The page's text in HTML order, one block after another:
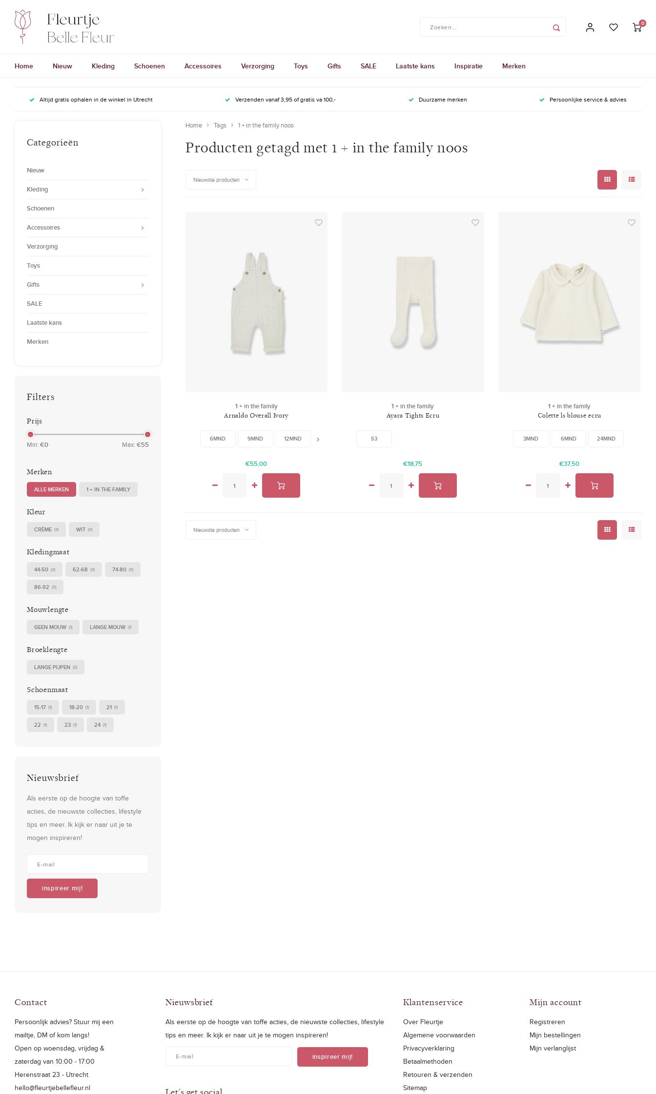
0
Home Nieuw Kleding Schoenen Accessoires Verzorging Toys Gifts SALE Laatste kans Inspiratie Merken
Altijd gratis ophalen in de winkel in Utrecht Verzenden vanaf 3,95 of gratis va 100,- Duurzame merken Persoonlijke service & advies
Categorieën
Nieuw
Kleding
Schoenen
Accessoires
Verzorging
Toys
Gifts
SALE
Laatste kans
Merken
Filters
Prijs
Min: €0 Max: €55
Merken
ALLE MERKEN 1 + IN THE FAMILY
Kleur
CRÈME (3) WIT (3)
Kledingmaat
44-50 (2) 62-68 (3) 74-80 (3)
86-92 (3)
Mouwlengte
GEEN MOUW (1) LANGE MOUW (1)
Broeklengte
LANGE PIJPEN (2)
Schoenmaat
15-17 (1) 18-20 (1) 21 (1)
22 (1) 23 (1) 24 (1)
Nieuwsbrief
Als eerste op de hoogte van toffe
acties, de nieuwste collecties, lifestyle
tips en meer. Ik kijk er naar uit je te
mogen inspireren!
inspireer mij!
Home Tags 1 + in the family noos
Producten getagd met 1 + in the family noos
Nieuwste producten
1 + in the family
Arnaldo Overall Ivory
6MND 9MND 12MND 24MND
€55,00
1 + in the family
Ayara Tights Ecru
S3
€18,75
1 + in the family
Colette ls blouse ecru
3MND 6MND 24MND
€37,50
Nieuwste producten
Contact
Persoonlijk advies? Stuur mij een
mailtje, DM of kom langs!
Open op woensdag, vrijdag &
zaterdag van 10:00 - 17:00
Herenstraat 23 - Utrecht
hello@fleurtjebellefleur.nl
Nieuwsbrief
Als eerste op de hoogte van toffe acties, de nieuwste collecties, lifestyle
tips en meer. Ik kijk er naar uit je te mogen inspireren!
inspireer mij!
Klantenservice
Over Fleurtje
Algemene voorwaarden
Privacyverklaring
Betaalmethoden
Retouren & verzenden
Sitemap
Mijn account
Registreren
Mijn bestellingen
Mijn verlanglijst